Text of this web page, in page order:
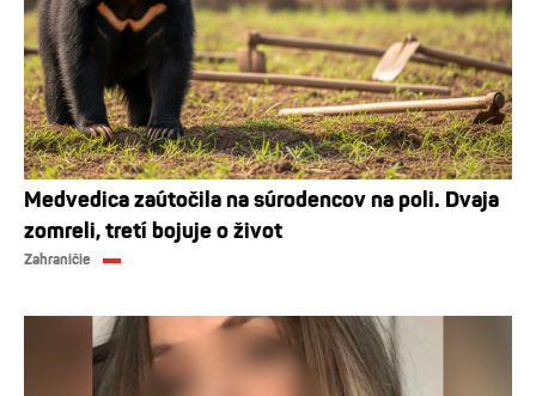
Medvedica zaútočila na súrodencov na poli. Dvaja
zomreli, tretí bojuje o život
Zahraničie